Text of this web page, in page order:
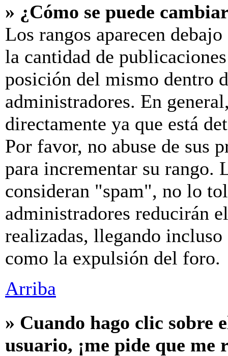
» ¿Cómo se puede
Los rangos aparecen
la cantidad de
posición del mismo dentro
administradores. En
directamente ya que está
Por favor, no abuse de sus
para incrementar su rango.
consideran "spam", no lo
administradores reducirán
realizadas, llegando
como la expulsión del foro.
Arriba
» Cuando hago clic sobre
usuario, ¡me pide que me